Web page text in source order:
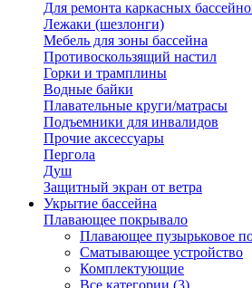
Для ремонта каркасных
Лежаки (шезлонги)
Мебель для зоны бассейна
Противоскользящий настил
Горки и трамплины
Водные байки
Плавательные круги/матрасы
Подъемники для инвалидов
Прочие аксессуары
Пергола
Душ
Защитный экран от ветра
Укрытие бассейна
Плавающее покрывало
Плавающее пузырьковое
Сматывающее устройство
Комплектующие
Все категории (3)